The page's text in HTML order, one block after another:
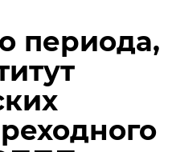
периода,